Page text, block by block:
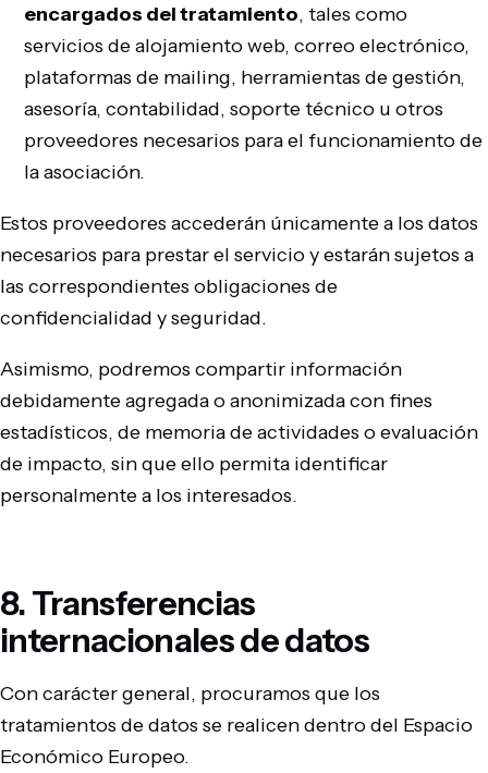
encargados del tratamiento, tales como
servicios de alojamiento web, correo electrónico,
plataformas de mailing, herramientas de gestión,
asesoría, contabilidad, soporte técnico u otros
proveedores necesarios para el funcionamiento de
la asociación.
Estos proveedores accederán únicamente a los datos
necesarios para prestar el servicio y estarán sujetos a
las correspondientes obligaciones de
confidencialidad y seguridad.
Asimismo, podremos compartir información
debidamente agregada o anonimizada con fines
estadísticos, de memoria de actividades o evaluación
de impacto, sin que ello permita identificar
personalmente a los interesados.
8. Transferencias
internacionales de datos
Con carácter general, procuramos que los
tratamientos de datos se realicen dentro del Espacio
Económico Europeo.